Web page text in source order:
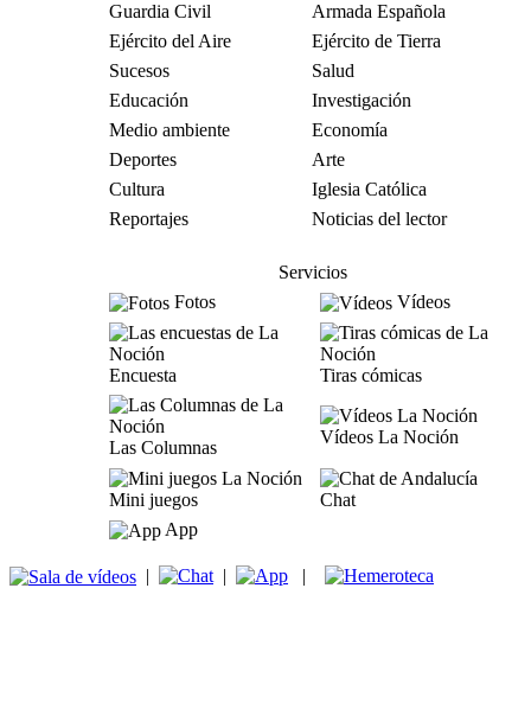
Guardia Civil
Armada Española
Ejército del Aire
Ejército de Tierra
Sucesos
Salud
Educación
Investigación
Medio ambiente
Economía
Deportes
Arte
Cultura
Iglesia Católica
Reportajes
Noticias del lector
Servicios
Fotos
Vídeos
Encuesta Tiras cómicas
Las Columnas
Vídeos La Noción
Mini juegos
Chat
App
| | |